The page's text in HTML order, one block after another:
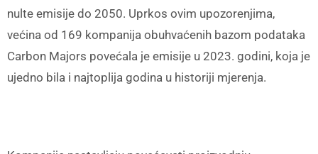
nulte emisije do 2050. Uprkos ovim upozorenjima,
većina od 169 kompanija obuhvaćenih bazom podataka
Carbon Majors povećala je emisije u 2023. godini, koja je
ujedno bila i najtoplija godina u historiji mjerenja.